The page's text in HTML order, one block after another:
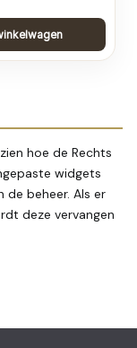
hoe de Rechts
widgets
beheer. Als er
deze vervangen